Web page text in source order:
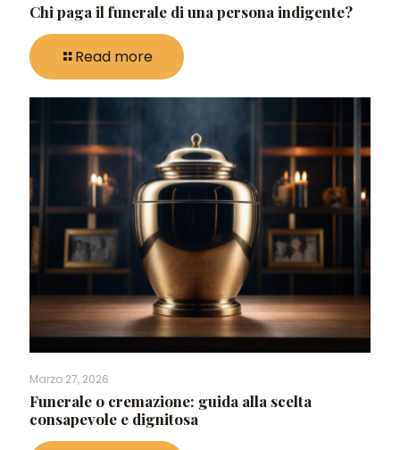
Chi paga il funerale di una persona indigente?
Read more
Marzo 27, 2026
Funerale o cremazione: guida alla scelta
consapevole e dignitosa